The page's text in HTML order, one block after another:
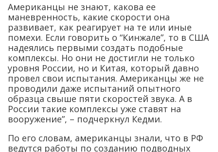
Американцы не знают, какова ее
маневренность, какие скорости она
развивает, как реагирует на те или иные
помехи. Если говорить о “Кинжале”, то в США
надеялись первыми создать подобные
комплексы. Но они не достигли не только
уровня России, но и Китая, который давно
провел свои испытания. Американцы же не
проводили даже испытаний опытного
образца свыше пяти скоростей звука. А в
России такие комплексы уже ставят на
вооружение”, – подчеркнул Кедми.
По его словам, американцы знали, что в РФ
ведутся работы по созданию подводных